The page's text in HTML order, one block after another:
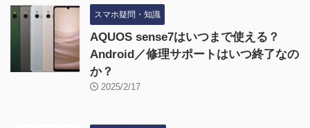
スマホ疑問・知識
AQUOS sense7はいつまで使える？
Android／修理サポートはいつ終了なの
か？
2025/2/17